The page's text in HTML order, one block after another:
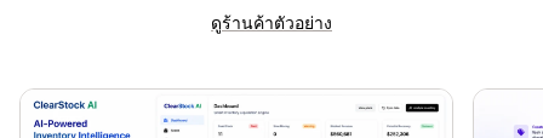
ดูร้านค้าตัวอย่าง